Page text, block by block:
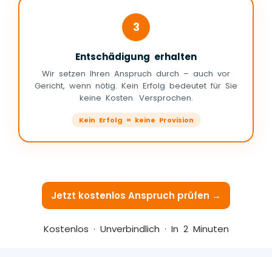
3
Entschädigung erhalten
Wir setzen Ihren Anspruch durch – auch vor
Gericht, wenn nötig. Kein Erfolg bedeutet für Sie
keine Kosten. Versprochen.
Kein Erfolg = keine Provision
Jetzt kostenlos Anspruch prüfen →
Kostenlos · Unverbindlich · In 2 Minuten